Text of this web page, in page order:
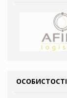
ОСОБИСТОСТІ